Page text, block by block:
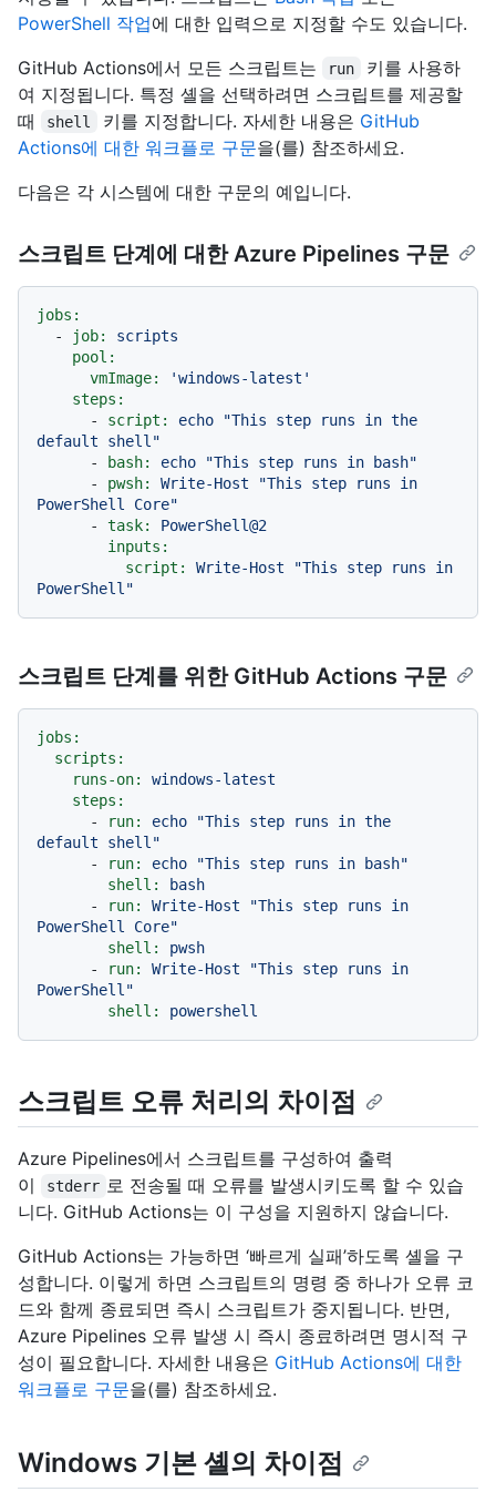
PowerShell 작업에 대한 입력으로 지정할 수도 있습니다.
GitHub Actions에서 모든 스크립트는
run
키를 사용하
여 지정됩니다. 특정 셸을 선택하려면 스크립트를 제공할
때
shell 키를 지정합니다. 자세한 내용은 GitHub
Actions에 대한 워크플로 구문을(를) 참조하세요.
다음은 각 시스템에 대한 구문의 예입니다.
스크립트 단계에 대한 Azure Pipelines 구문
jobs:
-
job:
scripts
pool:
vmImage:
'windows-latest'
steps:
-
script: echo
"This step runs in the
default shell"
-
bash: echo
"This step runs in bash"
-
pwsh: Write-Host
"This step runs in
PowerShell Core"
-
task:
PowerShell@2
inputs:
script:
Write-Host
"This step runs in
PowerShell"
스크립트 단계를 위한 GitHub Actions 구문
jobs:
scripts:
runs-on:
windows-latest
steps:
-
run: echo
"This step runs in the
default shell"
-
run: echo
"This step runs in bash"
shell:
bash
-
run: Write-Host
"This step runs in
PowerShell Core"
shell:
pwsh
-
run: Write-Host
"This step runs in
PowerShell"
shell:
powershell
스크립트 오류 처리의 차이점
Azure Pipelines에서 스크립트를 구성하여 출력
이
stderr 로 전송될 때 오류를 발생시키도록 할 수 있습
니다. GitHub Actions는 이 구성을 지원하지 않습니다.
GitHub Actions는 가능하면 ‘빠르게 실패’하도록 셸을 구
성합니다. 이렇게 하면 스크립트의 명령 중 하나가 오류 코
드와 함께 종료되면 즉시 스크립트가 중지됩니다. 반면,
Azure Pipelines 오류 발생 시 즉시 종료하려면 명시적 구
성이 필요합니다. 자세한 내용은 GitHub Actions에 대한
워크플로 구문을(를) 참조하세요.
Windows 기본 셸의 차이점